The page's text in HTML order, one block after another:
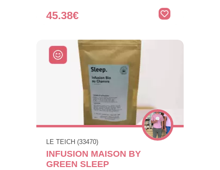
45.38€
LE TEICH (33470)
INFUSION MAISON BY
GREEN SLEEP